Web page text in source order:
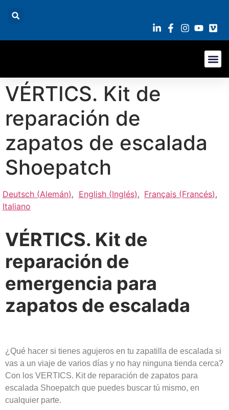
VÉRTICS. Kit de
reparación de
zapatos de escalada
Shoepatch
Deutsch(Alemán) English(Inglés) Français (Francés)
Italiano
VÉRTICS. Kit de
reparación de
emergencia para
zapatos de escalada
¿Qué hacer si tienes agujeros en tu zapatilla de escalada si
vas a un viaje de varios días y no hay ninguna tienda cerca?
Con los VERTICS. Kit de reparación de zapatos para
escalada Shoepatch que puedes buscar tú mismo, en
cualquier parte.